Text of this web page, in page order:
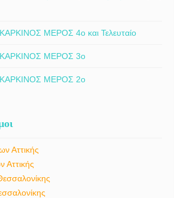
ΜΕΡΟΣ 4ο και Τελευταίο
ΜΕΡΟΣ 3ο
ΜΕΡΟΣ 2ο
Αττικής
Αττικής